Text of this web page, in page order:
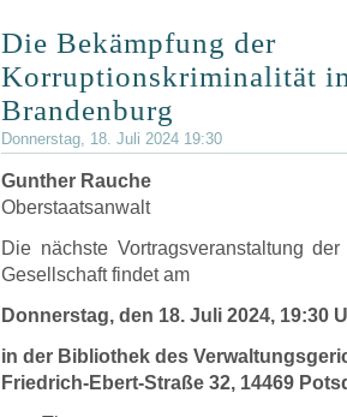
Die Bekämpfung der
Korruptionskriminalität
Brandenburg
Donnerstag, 18. Juli 2024 19:30
Gunther Rauche
Oberstaatsanwalt
Die nächste Vortragsveranstaltung
Gesellschaft findet am
Donnerstag, den 18. Juli 2024, 19:30
in der Bibliothek des
Friedrich-Ebert-Straße 32, 14469